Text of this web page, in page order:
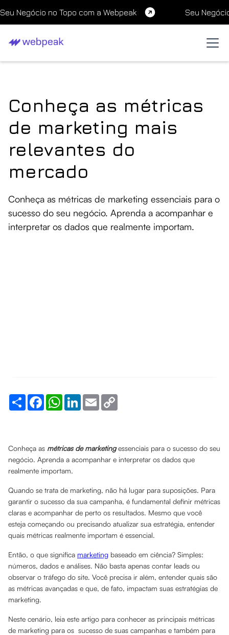
Seu Negócio no Topo com a Webpeak Seu
Conheça as métricas
de marketing mais
relevantes do
mercado
Conheça as métricas de marketing essenciais para o
sucesso do seu negócio. Aprenda a acompanhar e
interpretar os dados que realmente importam.
Share FacebookWhatsApp
LinkedInEmail
Conheça as métricas de marketingessenciais para o sucesso do seu
negócio. Aprenda a acompanhar e interpretar os dados que
realmente importam.
Quando se trata de marketing, não há lugar para suposições. Para
garantir o sucesso da sua campanha, é fundamental definir métricas
claras e acompanhar de perto os resultados. Mesmo que você
esteja começando ou precisando atualizar sua estratégia, entender
quais métricas realmente importam é essencial.
Então, o que significa marketing baseado em ciência? Simples:
números, dados e análises. Não basta apenas contar leads ou
observar o tráfego do site. Você precisa ir além, entender quais são
as métricas avançadas e que, de fato, impactam suas estratégias de
marketing.
Neste cenário, leia este artigo para conhecer as principais métricas
de marketing para os sucesso de suas campanhas e também para